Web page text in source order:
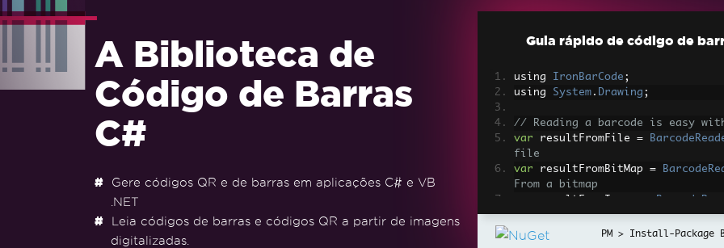
A Biblioteca de
Código de Barras
C#
Gere códigos QR e de barras em aplicações C# e VB
.NET
Leia códigos de barras e códigos QR a partir de imagens
digitalizadas.
Guia rápido de código de
using IronBarCode ;
using
System. Drawing ;
// Reading a barcode is easy
var resultFromFile =
file
var resultFromBitMap =
From a bitmap
resultFromImage
// From an image file
var resultFromPdf =
Install-Package